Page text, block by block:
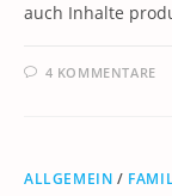
auch Inhalte
4 KOMMENTARE
ALLGEMEIN /